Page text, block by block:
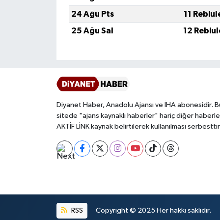
24 Ağu Pts
11
25 Ağu Sal
12
Diyanet Haber, Anadolu Ajansı ve İHA abonesidir.
sitede "ajans kaynaklı haberler" hariç diğer
AKTİF LİNK kaynak belirtilerek kullanılması
RSS Copyright © 2025 Her hakkı saklıdır.
Hakkari Müftülüğü
Iğdır Müftülüğü
Isparta Müftülüğü
İzmir Müftülüğü
Karabük Müftülüğü